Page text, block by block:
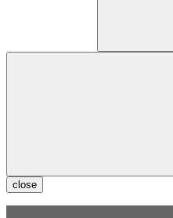
close